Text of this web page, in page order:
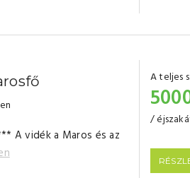
A vidék a Maros és az
A teljes
/